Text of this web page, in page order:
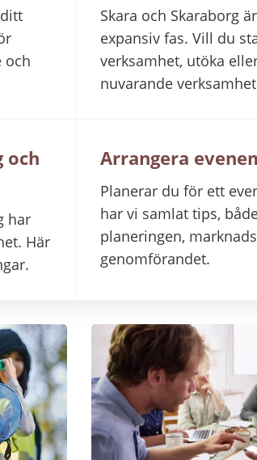
och
Skara och Skaraborg
expansiv fas. Vill du
verksamhet, utöka
nuvarande
och
har
Här
Arrangera
Planerar du för ett
har vi samlat tips,
planeringen,
genomförandet.